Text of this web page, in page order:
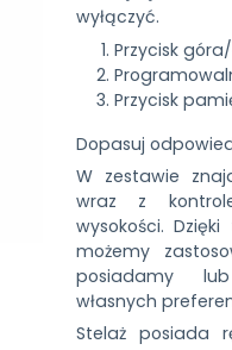
wyłączyć.
Przycisk
Przycisk
Dopasuj
W zestawie
wraz z
wysokości.
możemy
posiadamy
własnych
Stelaż posiada